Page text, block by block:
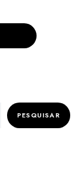
PESQUISAR